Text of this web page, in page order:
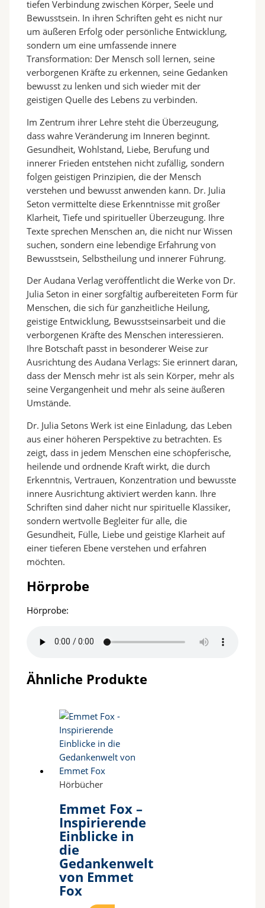
tiefen Verbindung zwischen Körper, Seele und
Bewusstsein. In ihren Schriften geht es nicht nur
um äußeren Erfolg oder persönliche Entwicklung,
sondern um eine umfassende innere
Transformation: Der Mensch soll lernen, seine
verborgenen Kräfte zu erkennen, seine Gedanken
bewusst zu lenken und sich wieder mit der
geistigen Quelle des Lebens zu verbinden.
Im Zentrum ihrer Lehre steht die Überzeugung,
dass wahre Veränderung im Inneren beginnt.
Gesundheit, Wohlstand, Liebe, Berufung und
innerer Frieden entstehen nicht zufällig, sondern
folgen geistigen Prinzipien, die der Mensch
verstehen und bewusst anwenden kann. Dr. Julia
Seton vermittelte diese Erkenntnisse mit großer
Klarheit, Tiefe und spiritueller Überzeugung. Ihre
Texte sprechen Menschen an, die nicht nur Wissen
suchen, sondern eine lebendige Erfahrung von
Bewusstsein, Selbstheilung und innerer Führung.
Der Audana Verlag veröffentlicht die Werke von Dr.
Julia Seton in einer sorgfältig aufbereiteten Form für
Menschen, die sich für ganzheitliche Heilung,
geistige Entwicklung, Bewusstseinsarbeit und die
verborgenen Kräfte des Menschen interessieren.
Ihre Botschaft passt in besonderer Weise zur
Ausrichtung des Audana Verlags: Sie erinnert daran,
dass der Mensch mehr ist als sein Körper, mehr als
seine Vergangenheit und mehr als seine äußeren
Umstände.
Dr. Julia Setons Werk ist eine Einladung, das Leben
aus einer höheren Perspektive zu betrachten. Es
zeigt, dass in jedem Menschen eine schöpferische,
heilende und ordnende Kraft wirkt, die durch
Erkenntnis, Vertrauen, Konzentration und bewusste
innere Ausrichtung aktiviert werden kann. Ihre
Schriften sind daher nicht nur spirituelle Klassiker,
sondern wertvolle Begleiter für alle, die
Gesundheit, Fülle, Liebe und geistige Klarheit auf
einer tieferen Ebene verstehen und erfahren
möchten.
Hörprobe
Hörprobe:
Ähnliche Produkte
Hörbücher
Emmet Fox –
Inspirierende
Einblicke in
die
Gedankenwelt
von Emmet
Fox